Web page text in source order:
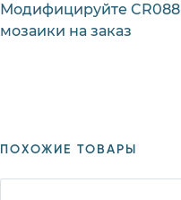
Модифицируйте CR088
мозаики на заказ
ПОХОЖИЕ ТОВАРЫ